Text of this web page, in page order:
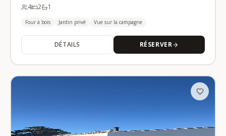
4 2 1
Four à bois Jardin privé Vue sur la campagne
DÉTAILS RÉSERVER